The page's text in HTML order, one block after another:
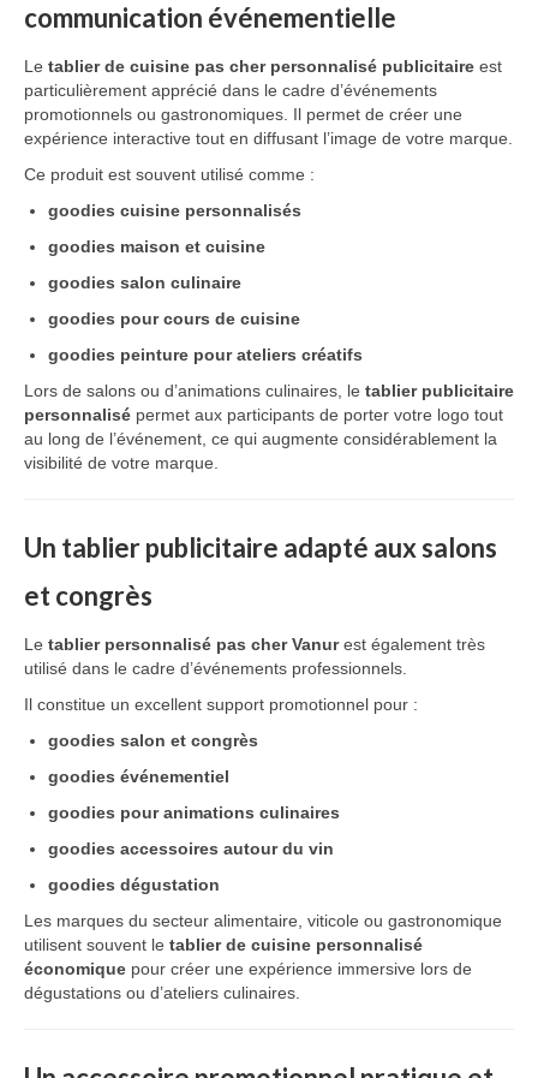
communication événementielle
Le tablier de cuisine pas cher personnalisé publicitaire est
particulièrement apprécié dans le cadre d’événements
promotionnels ou gastronomiques. Il permet de créer une
expérience interactive tout en diffusant l’image de votre marque.
Ce produit est souvent utilisé comme :
goodies cuisine personnalisés
goodies maison et cuisine
goodies salon culinaire
goodies pour cours de cuisine
goodies peinture pour ateliers créatifs
Lors de salons ou d’animations culinaires, le tablier publicitaire
personnalisé permet aux participants de porter votre logo tout
au long de l’événement, ce qui augmente considérablement la
visibilité de votre marque.
Un tablier publicitaire adapté aux salons
et congrès
Le tablier personnalisé pas cher Vanurest également très
utilisé dans le cadre d’événements professionnels.
Il constitue un excellent support promotionnel pour :
goodies salon et congrès
goodies événementiel
goodies pour animations culinaires
goodies accessoires autour du vin
goodies dégustation
Les marques du secteur alimentaire, viticole ou gastronomique
utilisent souvent le tablier de cuisine personnalisé
économique pour créer une expérience immersive lors de
dégustations ou d’ateliers culinaires.